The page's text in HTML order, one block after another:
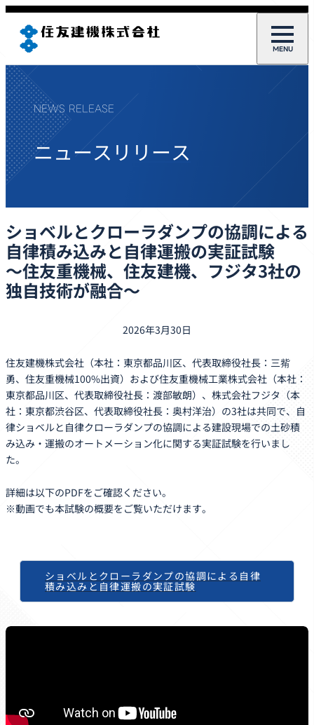
ニュースリリース
NEWS RELEASE
ショベルとクローラダンプの協調による
自律積み込みと自律運搬の実証試験
～住友重機械、住友建機、フジタ3社の
独自技術が融合～
2026年3月30日
住友建機株式会社（本社：東京都品川区、代表取締役社長：三觜
勇、住友重機械100%出資）および住友重機械工業株式会社（本社：
東京都品川区、代表取締役社長：渡部敏朗）、株式会社フジタ（本
社：東京都渋谷区、代表取締役社長：奥村洋治）の3社は共同で、自
律ショベルと自律クローラダンプの協調による建設現場での土砂積
み込み・運搬のオートメーション化に関する実証試験を行いまし
た。
詳細は以下のPDFをご確認ください。
※動画でも本試験の概要をご覧いただけます。
ショベルとクローラダンプの協調による自律
積み込みと自律運搬の実証試験